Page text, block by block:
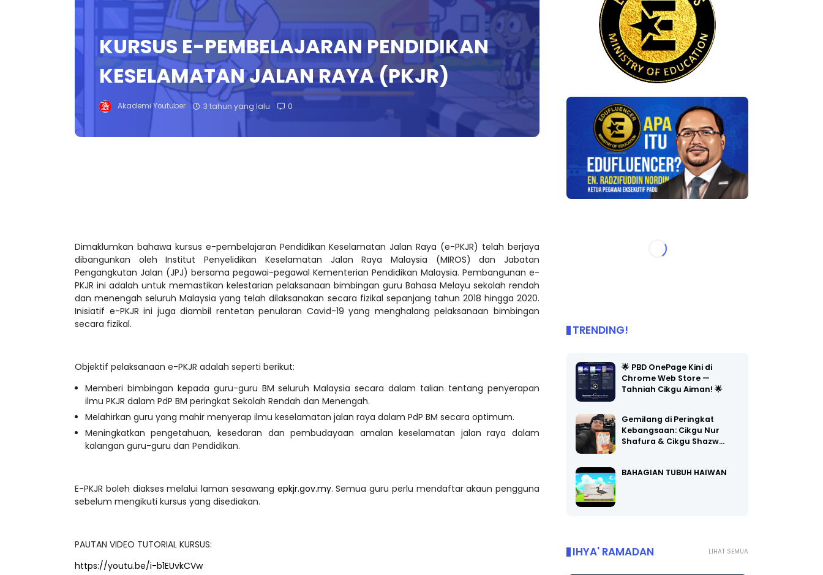
KURSUS E-PEMBELAJARAN PENDIDIKAN
KESELAMATAN JALAN RAYA (PKJR)
Akademi Youtuber 3 tahun yang lalu 0
Dimaklumkan bahawa kursus e-pembelajaran Pendidikan Keselamatan Jalan Raya (e-PKJR) telah berjaya
dibangunkan oleh Institut Penyelidikan Keselamatan Jalan Raya Malaysia (MIROS) dan Jabatan
Pengangkutan Jalan (JPJ) bersama pegawai-pegawal Kementerian Pendidikan Malaysia. Pembangunan e-
PKJR ini adalah untuk memastikan kelestarian pelaksanaan bimbingan guru Bahasa Melayu sekolah rendah
dan menengah seluruh Malaysia yang telah dilaksanakan secara fizikal sepanjang tahun 2018 hingga 2020.
Inisiatif e-PKJR ini juga diambil rentetan penularan Cavid-19 yang menghalang pelaksanaan bimbingan
secara fizikal.
Objektif pelaksanaan e-PKJR adalah seperti berikut:
Memberi bimbingan kepada guru-guru BM seluruh Malaysia secara dalam talian tentang penyerapan
ilmu PKJR dalam PdP BM peringkat Sekolah Rendah dan Menengah.
Melahirkan guru yang mahir menyerap ilmu keselamatan jalan raya dalam PdP BM secara optimum.
Meningkatkan pengetahuan, kesedaran dan pembudayaan amalan keselamatan jalan raya dalam
kalangan guru-guru dan Pendidikan.
E-PKJR boleh diakses melalui laman sesawang epkjr.gov.my. Semua guru perlu mendaftar akaun pengguna
sebelum mengikuti kursus yang disediakan.
PAUTAN VIDEO TUTORIAL KURSUS:
https://youtu.be/i-b1EUvkCVw
TRENDING!
🌟 PBD OnePage Kini di
Chrome Web Store —
Tahniah Cikgu Aiman! 🌟
Gemilang di Peringkat
Kebangsaan: Cikgu Nur
Shafura & Cikgu Shazw…
BAHAGIAN TUBUH HAIWAN
LIHAT SEMUA
IHYA' RAMADAN